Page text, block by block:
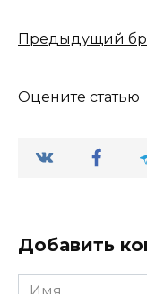
Предыдущий
Оцените статью
Добавить
Имя